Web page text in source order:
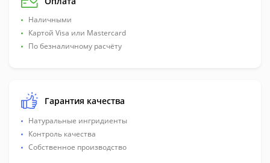
Наличными
Картой Visa или Mastercard
По безналичному расчёту
Гарантия качества
Натуральные ингридиенты
Контроль качества
Собственное производство